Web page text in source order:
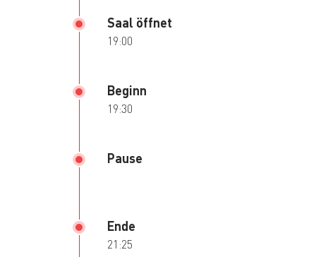
Saal öffnet
19:00
Beginn
19:30
Pause
Ende
21:25